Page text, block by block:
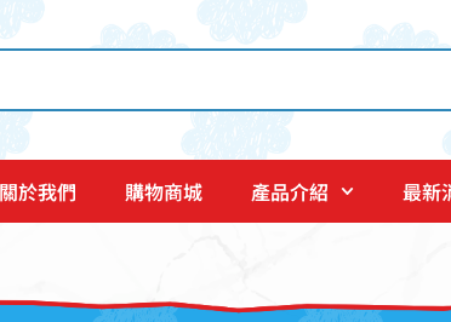
於我們 購物商城 產品介紹 最新